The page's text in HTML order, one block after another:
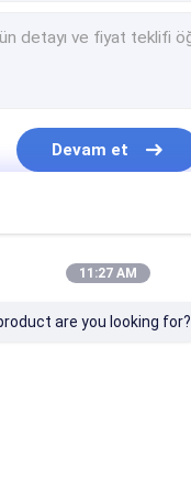
Kitleri
Devam et
11:27 AM
are you looking for?